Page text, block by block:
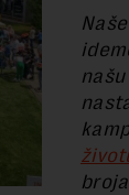
našu